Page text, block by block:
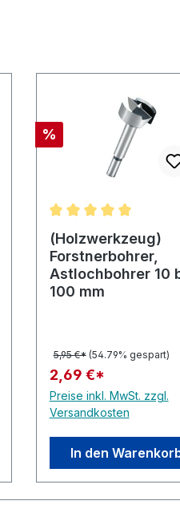
Rabatt
%
Durchschnittliche
(Holzwerkzeug)
Forstnerbohrer,
Astlochbohrer 10
100 mm
5,95 €* (54.79% gespart)
2,69 €*
Preise inkl. MwSt. zzgl.
Versandkosten
In den